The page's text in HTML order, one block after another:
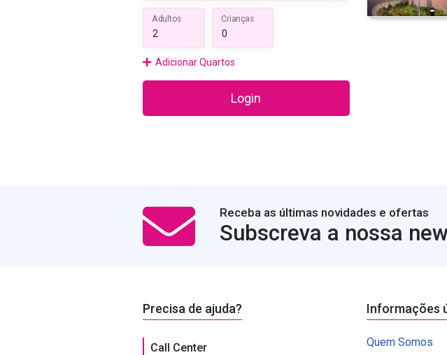
Adultos Crianças
Adicionar Quartos
Login
Receba as últimas novidades e ofertas
Subscreva a nossa
Precisa de ajuda?
Call Center
Informações
Quem Somos